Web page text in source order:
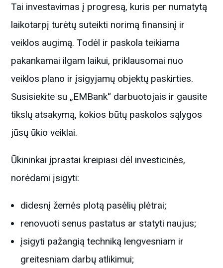
Tai investavimas į progresą, kuris per numatytą
laikotarpį turėtų suteikti norimą finansinį ir
veiklos augimą. Todėl ir paskola teikiama
pakankamai ilgam laikui, priklausomai nuo
veiklos plano ir įsigyjamų objektų paskirties.
Susisiekite su „EMBank“ darbuotojais ir gausite
tikslų atsakymą, kokios būtų paskolos sąlygos
jūsų ūkio veiklai.
Ūkininkai įprastai kreipiasi dėl investicinės,
norėdami įsigyti:
didesnį žemės plotą pasėlių plėtrai;
renovuoti senus pastatus ar statyti naujus;
įsigyti pažangią techniką lengvesniam ir
greitesniam darbų atlikimui;